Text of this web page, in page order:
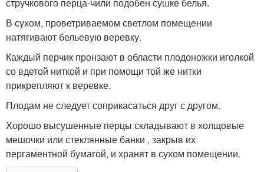
стручкового перца-чили подобен сушке белья.
В сухом, проветриваемом светлом помещении
натягивают бельевую веревку.
Каждый перчик пронзают в области плодоножки иголкой
со вдетой ниткой и при помощи той же нитки
прикрепляют к веревке.
Плодам не следует соприкасаться друг с другом.
Хорошо высушенные перцы складывают в холщовые
мешочки или стеклянные банки , закрыв их
пергаментной бумагой, и хранят в сухом помещении.